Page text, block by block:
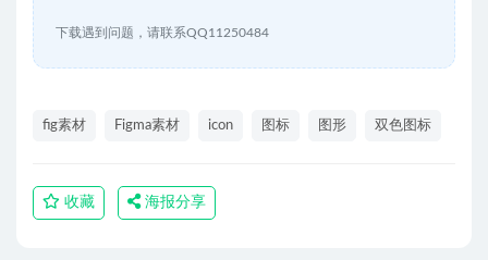
下载遇到问题，请联系QQ11250484
fig素材 Figma素材 icon 图标 图形 双色图标
收藏 海报分享